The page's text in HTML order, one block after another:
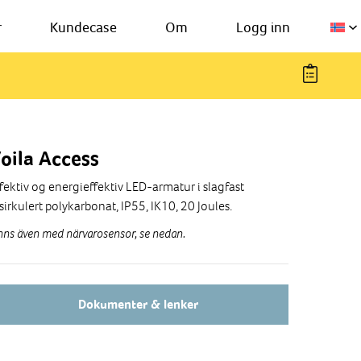
Kundecase Om Logg inn
Access
og energieffektiv LED-armatur i slagfast
polykarbonat, IP55, IK10, 20 Joules.
även med närvarosensor, se nedan.
Dokumenter & lenker